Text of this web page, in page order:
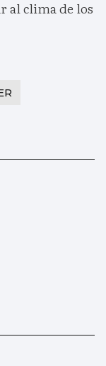
al clima de los